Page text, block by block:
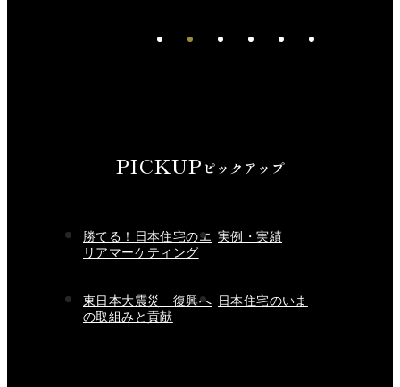
PICKUP ピックアップ
勝てる！日本住宅のエ
リアマーケティング
実例・実績
東日本大震災 復興へ
の取組みと貢献
日本住宅のいま